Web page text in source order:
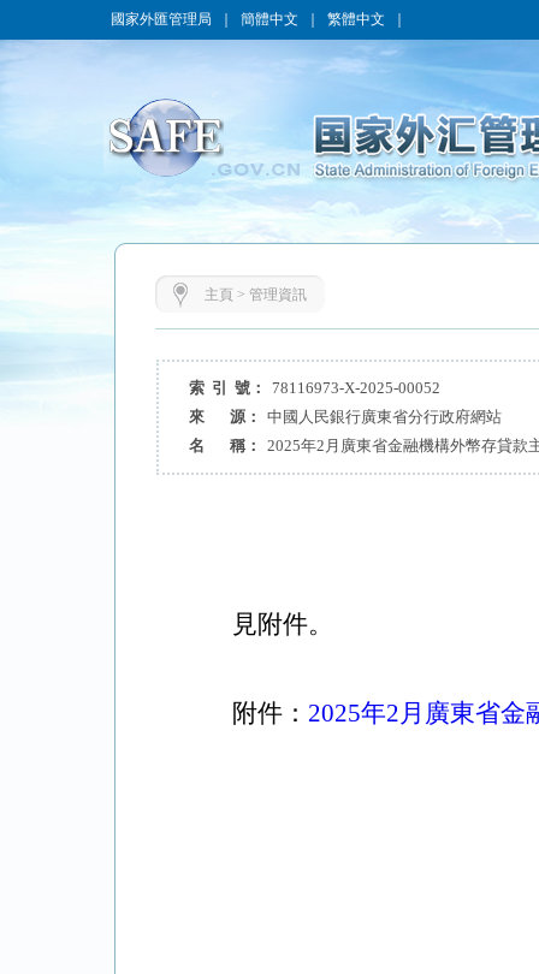
國家外匯管理局 簡體中文 繁體中文
主頁 > 管理資訊
索 引 號：
78116973-X-2025-00052
來 源：
中國人民銀行廣東省分行政府網站
名 稱：
2025年2月廣東省金融機構外幣存貸款
見附件。
附件： 2025年2月廣東省